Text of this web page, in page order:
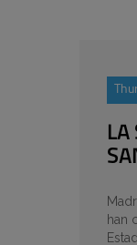
LA
han